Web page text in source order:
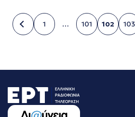
Σελίδα
1
…
Σελίδα
101
Σελίδα
102
103